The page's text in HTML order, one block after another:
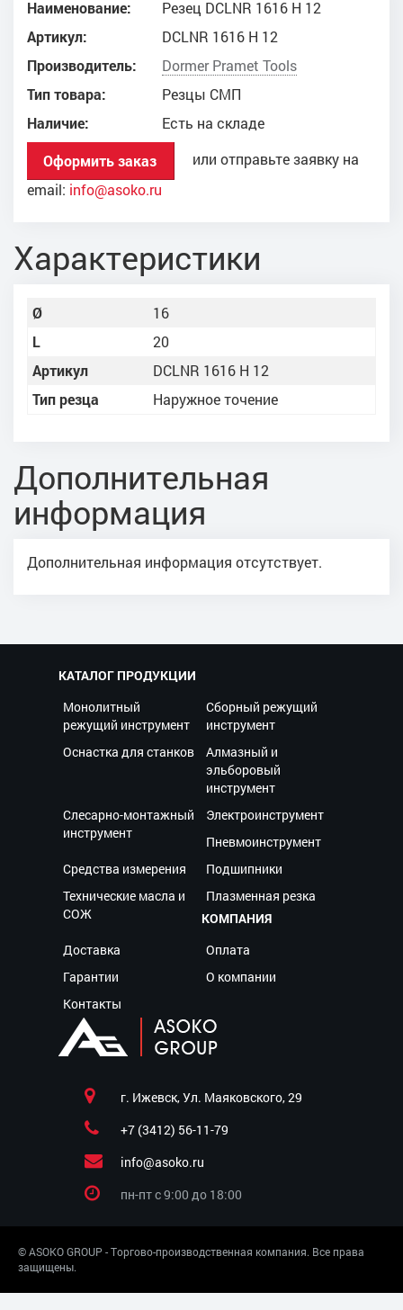
Наименование:
Резец DCLNR 1616 H 12
Артикул:
DCLNR 1616 H 12
Производитель:
Dоrmer Pramet Tools
Тип товара:
Резцы СМП
Наличие:
Есть на складе
Оформить заказ
или отправьте заявку на
email: info@asoko.ru
Характеристики
Ø
16
L
20
Артикул
DCLNR 1616 H 12
Тип резца
Наружное точение
Дополнительная
информация
Дополнительная информация отсутствует.
КАТАЛОГ ПРОДУКЦИИ
Монолитный
режущий инструмент
Сборный режущий
инструмент
Оснастка для станков
Алмазный и
эльборовый
инструмент
Слесарно-монтажный
инструмент
Электроинструмент
Пневмоинструмент
Средства измерения
Подшипники
Технические масла и
СОЖ
Плазменная резка
КОМПАНИЯ
Доставка
Оплата
Гарантии
О компании
Контакты
г. Ижевск, Ул. Маяковского, 29
+7 (3412) 56-11-79
info@asoko.ru
пн-пт c 9:00 до 18:00
© ASOKO GROUP - Торгово-производственная компания. Все права
защищены.